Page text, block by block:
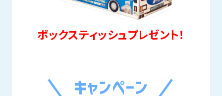
ボックスティッシュプレゼント！